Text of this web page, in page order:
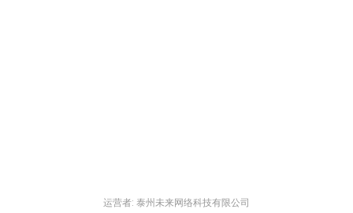
运营者: 泰州未来网络科技有限公司